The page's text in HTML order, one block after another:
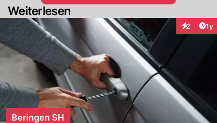
Weiterlesen
2 1y
Beringen SH